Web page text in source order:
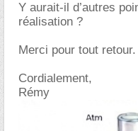
Y aurait-il d’autres
réalisation ?
Merci pour tout retour.
Cordialement,
Rémy